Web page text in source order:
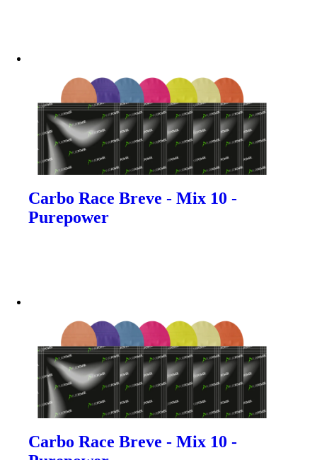
Carbo Race Breve - Mix 10 -
Purepower
Carbo Race Breve - Mix 10 -